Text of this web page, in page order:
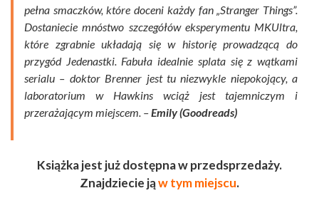
pełna smaczków, które doceni każdy fan „Stranger Things”.
Dostaniecie mnóstwo szczegółów eksperymentu MKUltra,
które zgrabnie układają się w historię prowadzącą do
przygód Jedenastki. Fabuła idealnie splata się z wątkami
serialu – doktor Brenner jest tu niezwykle niepokojący, a
laboratorium w Hawkins wciąż jest tajemniczym i
przerażającym miejscem. –Emily (Goodreads)
Książka jest już dostępna w przedsprzedaży.
Znajdziecie jąw tym miejscu.